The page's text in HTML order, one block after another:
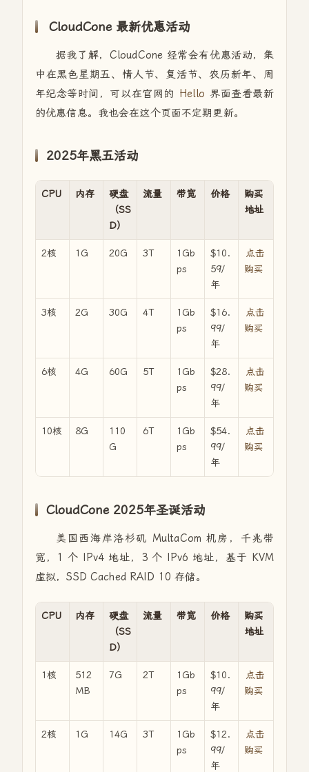
CloudCone 最新优惠活动
据我了解，CloudCone 经常会有优惠活动，集
中在黑色星期五、情人节、复活节、农历新年、周
年纪念等时间，可以在官网的 Hello 界面查看最新
的优惠信息。我也会在这个页面不定期更新。
2025年黑五活动
CPU 内存
硬盘
（SS
D）
流量 带宽 价格
购买
地址
2核 1G 20G 3T
1Gb
ps
$10.
59/
年
点击
购买
3核 2G 30G 4T
1Gb
ps
$16.
99/
年
点击
购买
6核 4G 60G 5T
1Gb
ps
$28.
99/
年
点击
购买
10核 8G
110
G
6T
1Gb
ps
$54.
99/
年
点击
购买
CloudCone 2025年圣诞活动
美国西海岸洛杉矶 MultaCom 机房，千兆带
宽，1 个 IPv4 地址，3 个 IPv6 地址，基于 KVM
虚拟，SSD Cached RAID 10 存储。
CPU 内存
硬盘
（SS
D）
流量 带宽 价格
购买
地址
1核
512
MB
7G 2T
1Gb
ps
$10.
99/
年
点击
购买
2核 1G 14G 3T
1Gb
ps
$12.
99/
年
点击
购买